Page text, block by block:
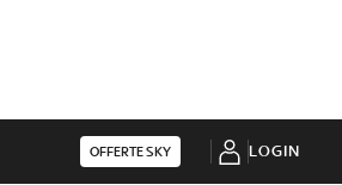
OFFERTE SKY LOGIN